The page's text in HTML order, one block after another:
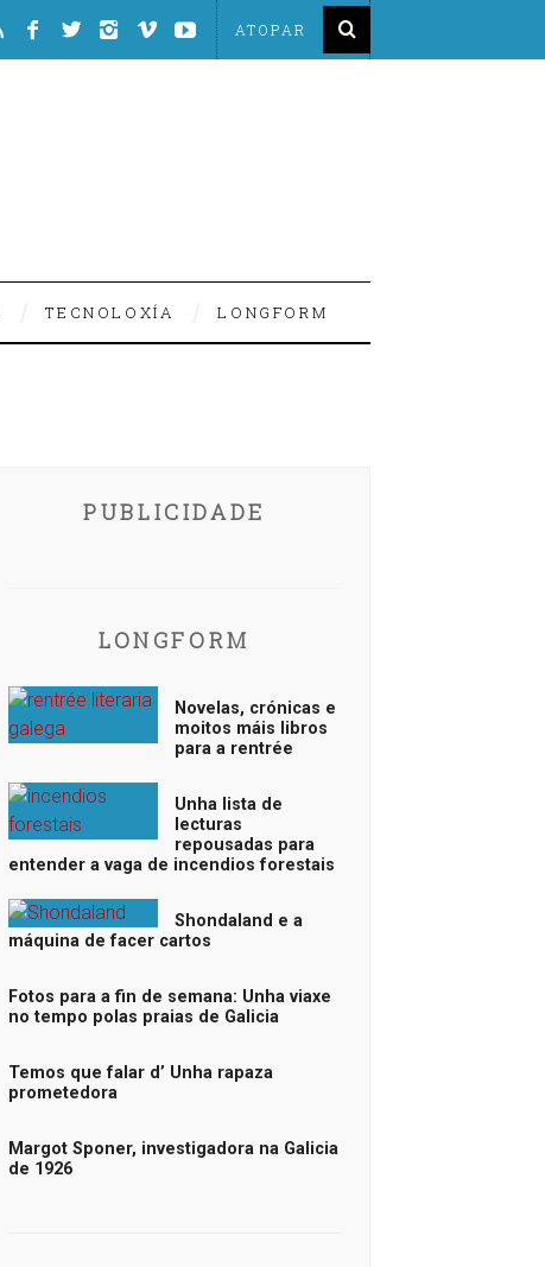
TECNOLOXÍA LONGFORM
PUBLICIDADE
LONGFORM
Novelas, crónicas e
moitos máis libros
para a rentrée
Unha lista de
lecturas
repousadas para
entender a vaga de incendios forestais
Shondaland e a
máquina de facer cartos
Fotos para a fin de semana: Unha viaxe
no tempo polas praias de Galicia
Temos que falar d’ Unha rapaza
prometedora
Margot Sponer, investigadora na Galicia
de 1926